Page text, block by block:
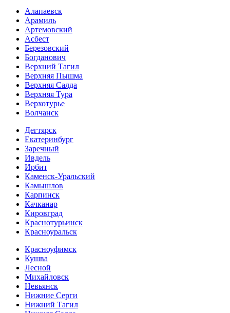
Алапаевск
Арамиль
Артемовский
Асбест
Березовский
Богданович
Верхний Тагил
Верхняя Пышма
Верхняя Салда
Верхняя Тура
Верхотурье
Волчанск
Дегтярск
Екатеринбург
Заречный
Ивдель
Ирбит
Каменск-Уральский
Камышлов
Карпинск
Качканар
Кировград
Краснотурьинск
Красноуральск
Красноуфимск
Кушва
Лесной
Михайловск
Невьянск
Нижние Серги
Нижний Тагил